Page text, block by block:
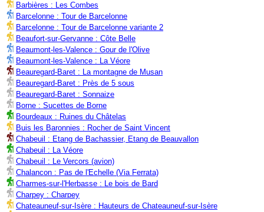
Barbières : Les Combes
Barcelonne : Tour de Barcelonne
Barcelonne : Tour de Barcelonne variante 2
Beaufort-sur-Gervanne : Côte Belle
Beaumont-les-Valence : Gour de l'Olive
Beaumont-les-Valence : La Véore
Beauregard-Baret : La montagne de Musan
Beauregard-Baret : Près de 5 sous
Beauregard-Baret : Sonnaize
Borne : Sucettes de Borne
Bourdeaux : Ruines du Châtelas
Buis les Baronnies : Rocher de Saint Vincent
Chabeuil : Etang de Bachassier, Etang de Beauvallon
Chabeuil : La Véore
Chabeuil : Le Vercors (avion)
Chalancon : Pas de l'Echelle (Via Ferrata)
Charmes-sur-l'Herbasse : Le bois de Bard
Charpey : Charpey
Chateauneuf-sur-Isère : Hauteurs de Chateauneuf-sur-Isère